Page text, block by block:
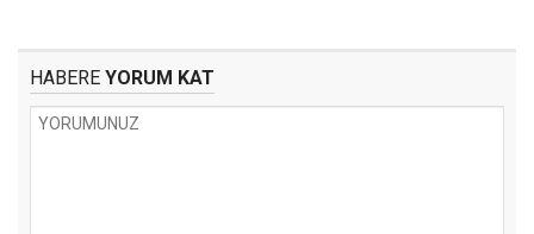
HABERE YORUM KAT